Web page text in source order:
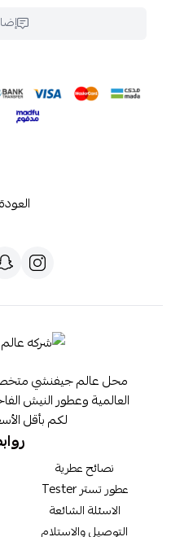
محل عالم جيفنشي
العالمية وعطور النيش
لكم بأقل
نصائح عطرية
عطور تستر Tester
الاسئلة الشائعة
التوصيل والاستلام